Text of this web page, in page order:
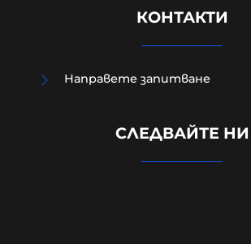
УНИЦЕФ: Израел убива
„примирието“ от
КОНТАКТИ
Направете запитване
СЛЕДВАЙТЕ НИ